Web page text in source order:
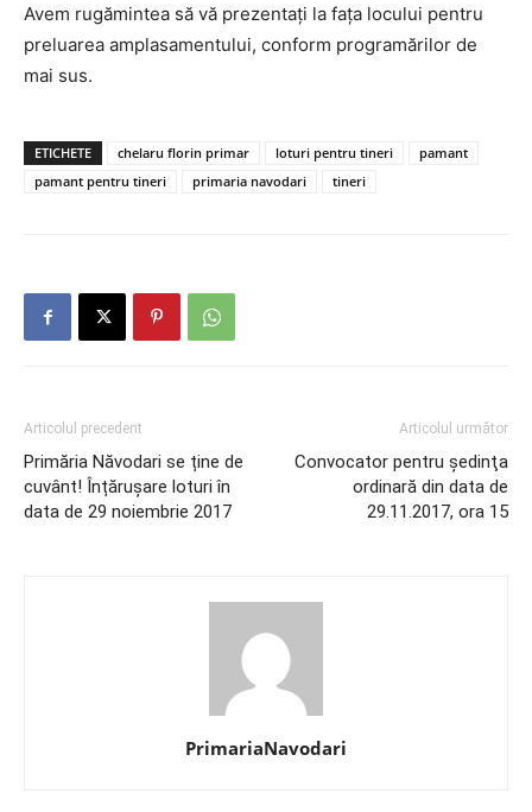
Avem rugămintea să vă prezentați la fața locului pentru
preluarea amplasamentului, conform programărilor de
mai sus.
ETICHETE chelaru florin primar loturi pentru tineri
pamant
pamant pentru tineri
primaria navodari tineri
Articolul precedent
Primăria Năvodari se ține de
cuvânt! Înțărușare loturi în
data de 29 noiembrie 2017
Articolul următor
Convocator pentru şedinţa
ordinară din data de
29.11.2017, ora 15
PrimariaNavodari